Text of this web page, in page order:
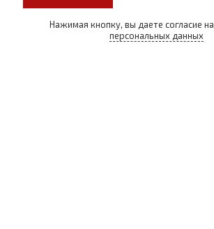
Нажимая кнопку, вы даете согласие на
персональных данных